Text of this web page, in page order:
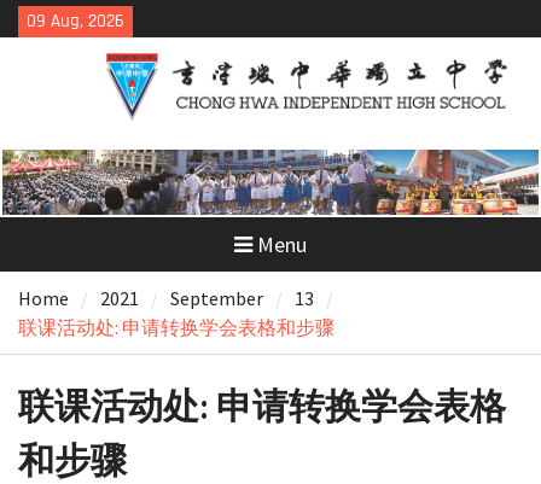
Skip
to
09 Aug, 2026
Menu
Home 2021 September
13
联课活动处: 申请转换学会表格和步骤
联课活动处: 申请转换学会表格
和步骤